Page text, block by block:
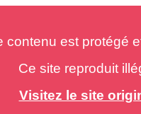
est protégé
Ce site reproduit
Visitez le site